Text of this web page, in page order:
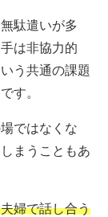
駄遣いが多
は非協力的
う共通の課題
す。
ではなくな
まうこともあ
婦で話し合う